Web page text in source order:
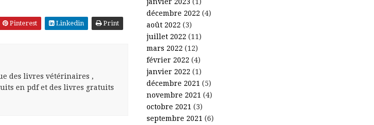
Pinterest Linkedin Print
des livres vétérinaires ,
en pdf et des livres gratuits
décembre 2022 (4)
août 2022 (3)
juillet 2022 (11)
mars 2022 (12)
février 2022 (4)
janvier 2022 (1)
décembre 2021 (5)
novembre 2021 (4)
octobre 2021 (3)
septembre 2021 (6)